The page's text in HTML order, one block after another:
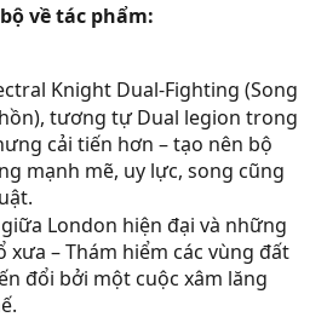
về tác phẩm:
Knight Dual-Fighting (Song
tương tự Dual legion trong
cải tiến hơn – tạo nên bộ
mạnh mẽ, uy lực, song cũng
London hiện đại và những
xưa – Thám hiểm các vùng đất
đổi bởi một cuộc xâm lăng